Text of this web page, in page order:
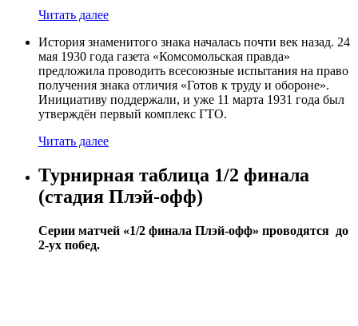
Читать далее
История знаменитого знака началась почти век назад. 24
мая 1930 года газета «Комсомольская правда»
предложила проводить всесоюзные испытания на право
получения знака отличия «Готов к труду и обороне».
Инициативу поддержали, и уже 11 марта 1931 года был
утверждён первый комплекс ГТО.
Читать далее
Турнирная таблица 1/2 финала
(стадия Плэй-офф)
Серии матчей «1/2 финала Плэй-офф» проводятся до
2-ух побед.